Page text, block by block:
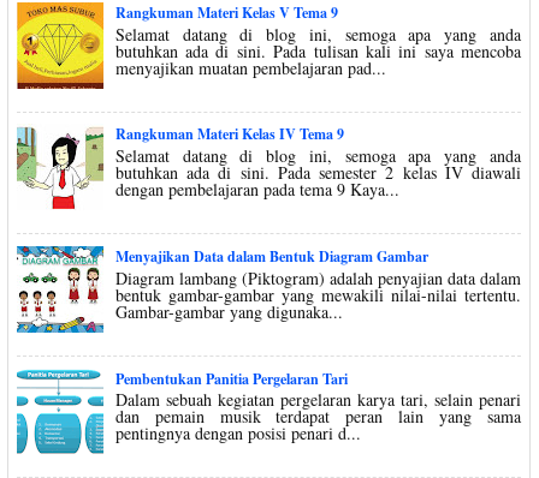
Rangkuman Materi Kelas V Tema 9
Selamat datang di blog ini, semoga apa yang anda
butuhkan ada di sini. Pada tulisan kali ini saya mencoba
menyajikan muatan pembelajaran pad...
Rangkuman Materi Kelas IV Tema 9
Selamat datang di blog ini, semoga apa yang anda
butuhkan ada di sini. Pada semester 2 kelas IV diawali
dengan pembelajaran pada tema 9 Kaya...
Menyajikan Data dalam Bentuk Diagram Gambar
Diagram lambang (Piktogram) adalah penyajian data dalam
bentuk gambar-gambar yang mewakili nilai-nilai tertentu.
Gambar-gambar yang digunaka...
Pembentukan Panitia Pergelaran Tari
Dalam sebuah kegiatan pergelaran karya tari, selain penari
dan pemain musik terdapat peran lain yang sama
pentingnya dengan posisi penari d...